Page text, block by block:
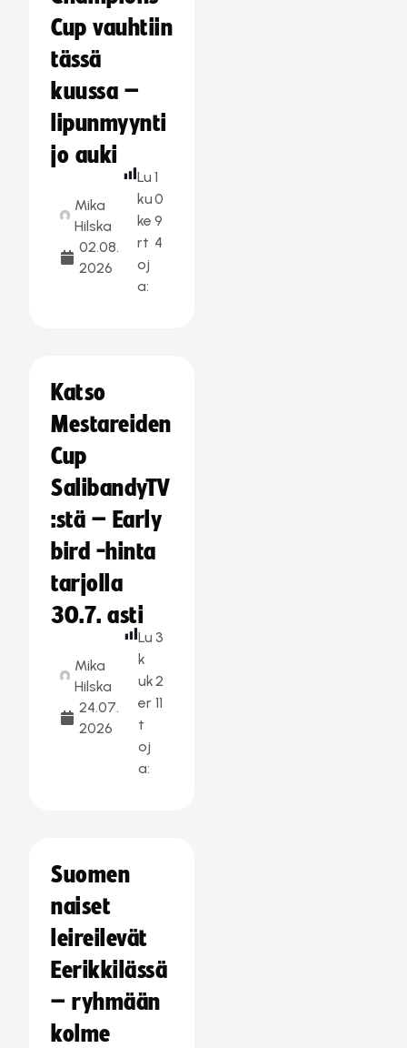
Cup vauhtiin
tässä
kuussa –
lipunmyynti
jo auki
Mika
Hilska
02.08.
2026
Lu
ku
ke
rt
oj
a:
1
0
9
4
Katso
Mestareiden
Cup
SalibandyTV
:stä – Early
bird -hinta
tarjolla
30.7. asti
Mika
Hilska
24.07.
2026
Lu
k
uk
er
t
oj
a:
3
2
11
Suomen
naiset
leireilevät
Eerikkilässä
– ryhmään
kolme